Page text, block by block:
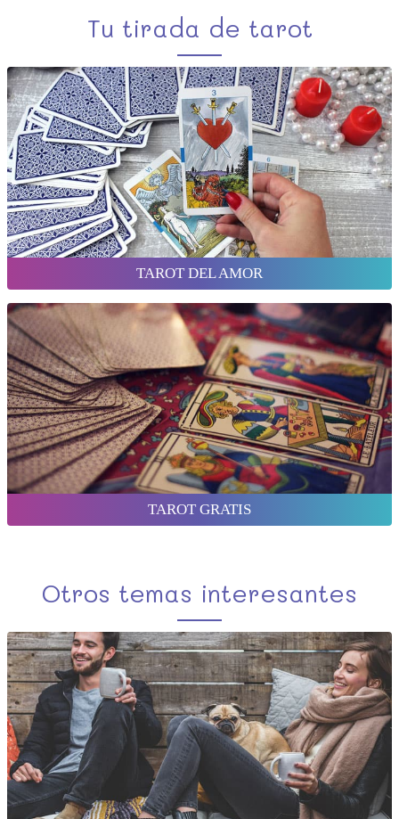
Tu tirada de tarot
TAROT DEL AMOR
TAROT GRATIS
Otros temas interesantes